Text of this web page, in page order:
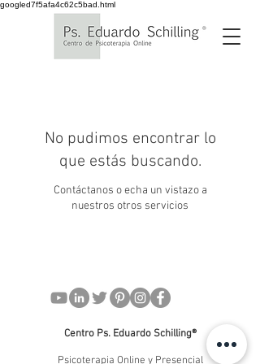
googled7f5afa4c62c5bad.html
No pudimos encontrar lo
que estás buscando.
Contáctanos o echa un vistazo a
nuestros otros servicios
Centro Ps. Eduardo Schilling®
Psicoterapia Online y Presencial